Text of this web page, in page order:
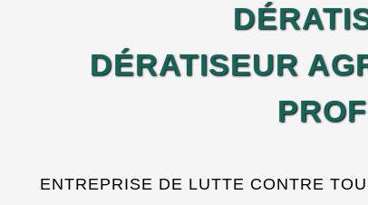
DÉRATISEUR
ENTREPRISE DE LUTTE CONTRE